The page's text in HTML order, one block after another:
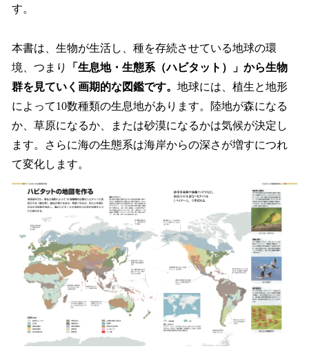
す。
本書は、生物が生活し、種を存続させている地球の環
境、つまり
「生息地・生態系（ハビタット）」から生物
群を見ていく画期的な図鑑です。 地球には、植生と地形
によって10数種類の生息地があります。陸地が森になる
か、草原になるか、または砂漠になるかは気候が決定し
ます。さらに海の生態系は海岸からの深さが増すにつれ
て変化します。